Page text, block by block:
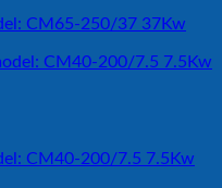
CM65-250/37 37Kw
CM40-200/7.5 7.5Kw